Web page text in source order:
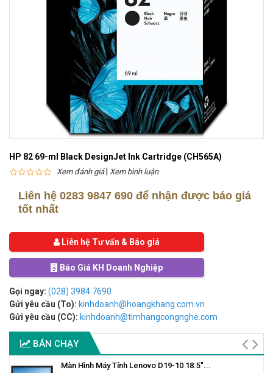
HP 82 69-ml Black DesignJet Ink Cartridge (CH565A)
Xem đánh giá| Xem bình luận
Liên hệ 0283 9847 690 để nhận được báo giá
tốt nhất
Liên hệ Tư vấn & Báo giá
Báo Giá KH Doanh Nghiệp
Gọi ngay: (028) 3984 7690
Gửi yêu cầu (To): kinhdoanh@hoangkhang.com.vn
Gửi yêu cầu (CC): kinhdoanh@timhangcongnghe.com
BÁN CHẠY
Màn Hình Máy Tính Lenovo D19-10 18.5"...